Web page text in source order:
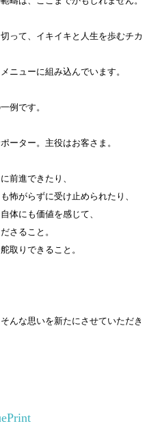
って、イキイキと人生を歩むチカ
ニューに組み込んでいます。
例です。
ーター。主役はお客さま。
前進できたり、
怖がらずに受け止められたり、
体にも価値を感じて、
さること。
取りできること。
んな思いを新たにさせていただき